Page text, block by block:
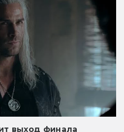
выход финала